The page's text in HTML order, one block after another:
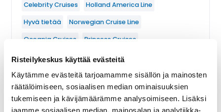
Risteilykeskus käyttää evästeitä
Käytämme evästeitä tarjoamamme sisällön ja mainosten
räätälöimiseen, sosiaalisen median ominaisuuksien
tukemiseen ja kävijämäärämme analysoimiseen. Lisäksi
Celebrity Cruises Holland America Line
Hyvä tietää Norwegian Cruise Line
Oceania Cruises Princess Cruises
Viime vuosina yhä useampi
risteilyvarustamo on tuonut myyntiin
lisämaksullisia etupaketteja risteilyilleen.
Näiden pakettien ydinidea on se, että voit
lisätä risteilyllesi lisäpalveluja